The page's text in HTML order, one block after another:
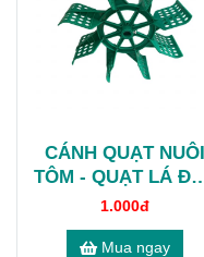
CÁNH QUẠT NUÔI
TÔM - QUẠT LÁ
THÁI TRONG
1.000đ
Mua ngay